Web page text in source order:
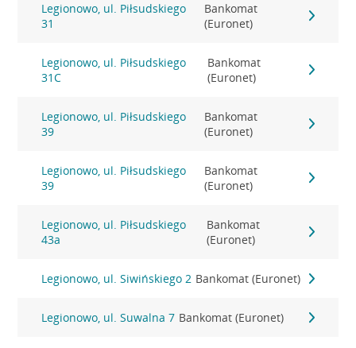
Legionowo, ul. Piłsudskiego
31
Bankomat
(Euronet)
Legionowo, ul. Piłsudskiego
31C
Bankomat
(Euronet)
Legionowo, ul. Piłsudskiego
39
Bankomat
(Euronet)
Legionowo, ul. Piłsudskiego
39
Bankomat
(Euronet)
Legionowo, ul. Piłsudskiego
43a
Bankomat
(Euronet)
Legionowo, ul. Siwińskiego 2 Bankomat (Euronet)
Legionowo, ul. Suwalna 7 Bankomat (Euronet)